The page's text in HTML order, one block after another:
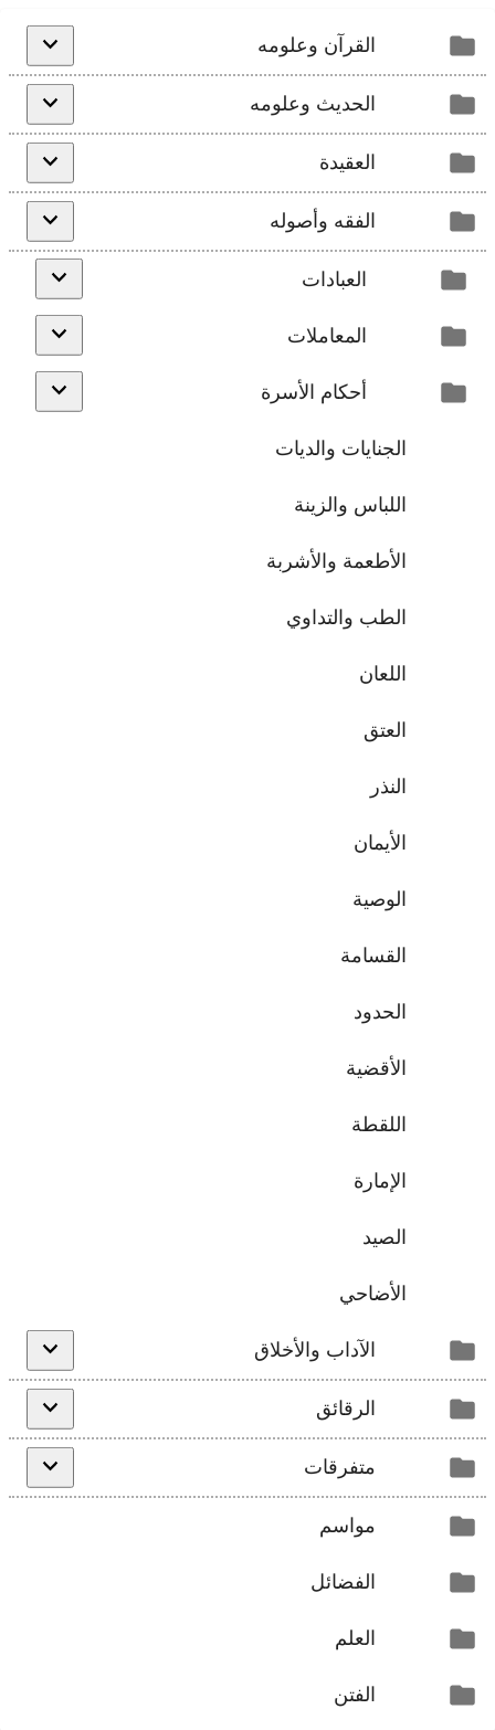
القرآن وعلومه
الحديث وعلومه
العقيدة
الفقه وأصوله
العبادات
المعاملات
أحكام الأسرة
الجنايات والديات
اللباس والزينة
الأطعمة والأشربة
الطب والتداوي
اللعان
العتق
النذر
الأيمان
الوصية
القسامة
الحدود
الأقضية
اللقطة
الإمارة
الصيد
الأضاحي
الآداب والأخلاق
الرقائق
متفرقات
مواسم
الفضائل
العلم
الفتن